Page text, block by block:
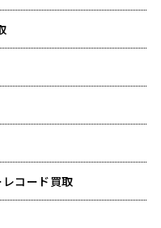
コード買取